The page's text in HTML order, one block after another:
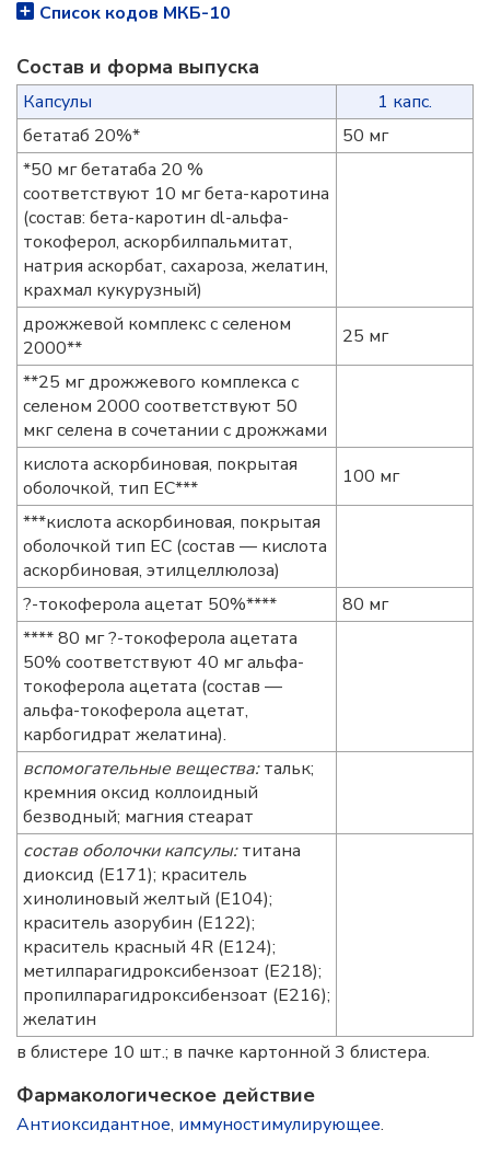
Список кодов МКБ-10
Состав и форма выпускa
Капсулы
1 капс.
бетатаб 20%*
50 мг
*50 мг бетатаба 20 %
соответствуют 10 мг бета-каротина
(состав: бета-каротин dl-альфа-
токоферол, аскорбилпальмитат,
натрия аскорбат, сахароза, желатин,
крахмал кукурузный)
дрожжевой комплекс с селеном
2000**
25 мг
**25 мг дрожжевого комплекса с
селеном 2000 соответствуют 50
мкг селена в сочетании с дрожжами
кислота аскорбиновая, покрытая
оболочкой, тип ЕС***
100 мг
***кислота аскорбиновая, покрытая
оболочкой тип ЕС (состав — кислота
аскорбиновая, этилцеллюлоза)
?-токоферола ацетат 50%****
80 мг
**** 80 мг ?-токоферола ацетата
50% соответствуют 40 мг альфа-
токоферола ацетата (состав —
альфа-токоферола ацетат,
карбогидрат желатина).
вспомогательные вещества:тальк;
кремния оксид коллоидный
безводный; магния стеарат
состав оболочки капсулы:титана
диоксид (Е171); краситель
хинолиновый желтый (Е104);
краситель азорубин (Е122);
краситель красный 4R (Е124);
метилпарагидроксибензоат (Е218);
пропилпарагидроксибензоат (Е216);
желатин
в блистере 10 шт.; в пачке картонной 3 блистера.
Фармакологическое действие
Антиоксидантное, иммуностимулирующее.